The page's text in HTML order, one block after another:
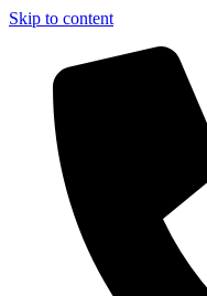
Skip to content